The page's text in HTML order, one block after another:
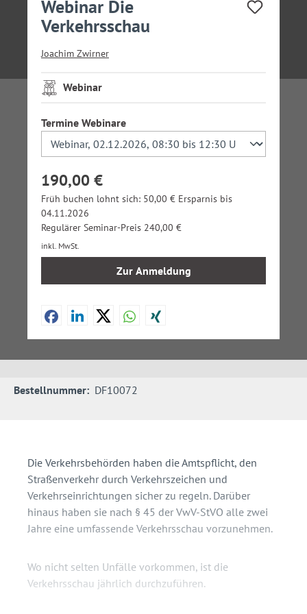
Webinar Die
Verkehrsschau
Joachim Zwirner
Webinar
Termine Webinareauswählen
190,00 €
Früh buchen lohnt sich: 50,00 € Ersparnis bis
04.11.2026
Regulärer Seminar-Preis 240,00 €
inkl. MwSt.
Zur Anmeldung
Bestellnummer: DF10072
Die Verkehrsbehörden haben die Amtspflicht, den
Straßenverkehr durch Verkehrszeichen und
Verkehrseinrichtungen sicher zu regeln. Darüber
hinaus haben sie nach § 45 der VwV-StVO alle zwei
Jahre eine umfassende Verkehrsschau vorzunehmen.
Wo nicht selten Unfälle vorkommen, ist die
Verkehrsschau jährlich durchzuführen.